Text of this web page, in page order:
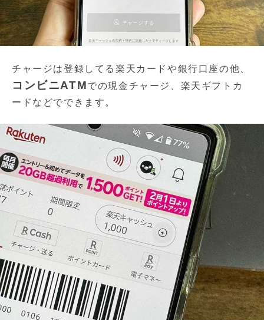
チャージは登録してる楽天カードや銀行口座の他、
コンビニATMでの現金チャージ、楽天ギフトカ
ードなどでできます。